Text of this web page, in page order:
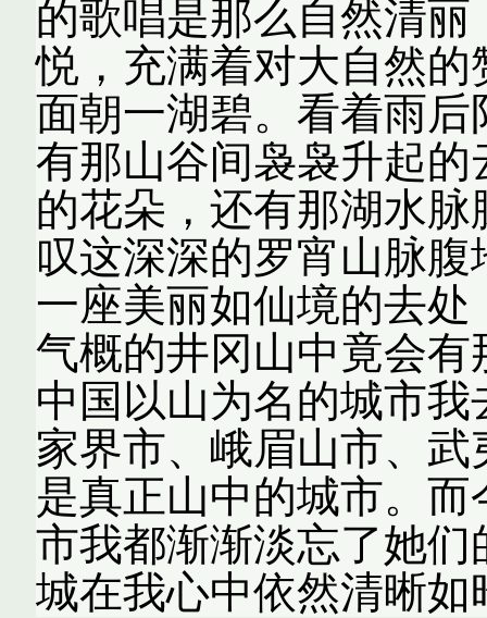
的歌唱是那么自然清
悦，充满着对大自然
面朝一湖碧。看着雨
有那山谷间袅袅升起
的花朵，还有那湖水
叹这深深的罗宵山脉
一座美丽如仙境的去
气概的井冈山中竟会
中国以山为名的城市
家界市、峨眉山市、
是真正山中的城市。
市我都渐渐淡忘了她
城在我心中依然清晰